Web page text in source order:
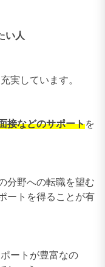
い人
実しています。
接などのサポートを
分野への転職を望む
ートを得ることが有
ートが豊富なの